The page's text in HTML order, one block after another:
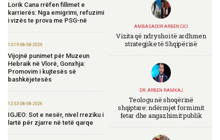
Lorik Cana rrëfen fillimet e
karrierës: Nga emigrimi, refuzimi
i vizës te prova me PSG-në
13:19 08-08-2026
Vijojnë punimet për Muzeun
Hebraik në Vlorë, Gonxhja:
Promovim i kujtesës së
bashkëjetesës
12:53 08-08-2026
IGJEO: Sot e nesër, nivel rreziku i
lartë për zjarre në tetë qarqe
AMBASADOR ARBEN CICI
Vizita që ndryshoi të ardhmen
strategjike të Shqipërisë
DR. ARBEN RAMKAJ
Teologu në shoqërinë
shqiptare: ndërmjet formimit
fetar dhe angazhimit publik